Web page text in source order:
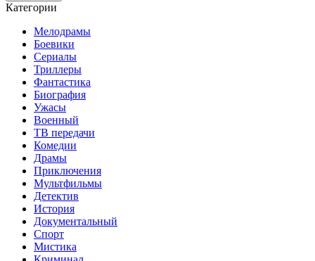
Категории
Мелодрамы
Боевики
Сериалы
Триллеры
Фантастика
Биография
Ужасы
Военный
ТВ передачи
Комедии
Драмы
Приключения
Мультфильмы
Детектив
История
Документальный
Спорт
Мистика